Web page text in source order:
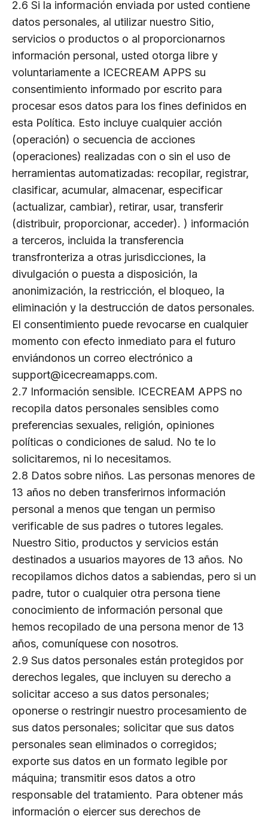
2.6 Si la información enviada por usted contiene
datos personales, al utilizar nuestro Sitio,
servicios o productos o al proporcionarnos
información personal, usted otorga libre y
voluntariamente a ICECREAM APPS su
consentimiento informado por escrito para
procesar esos datos para los fines definidos en
esta Política. Esto incluye cualquier acción
(operación) o secuencia de acciones
(operaciones) realizadas con o sin el uso de
herramientas automatizadas: recopilar, registrar,
clasificar, acumular, almacenar, especificar
(actualizar, cambiar), retirar, usar, transferir
(distribuir, proporcionar, acceder). ) información
a terceros, incluida la transferencia
transfronteriza a otras jurisdicciones, la
divulgación o puesta a disposición, la
anonimización, la restricción, el bloqueo, la
eliminación y la destrucción de datos personales.
El consentimiento puede revocarse en cualquier
momento con efecto inmediato para el futuro
enviándonos un correo electrónico a
support@icecreamapps.com.
2.7 Información sensible. ICECREAM APPS no
recopila datos personales sensibles como
preferencias sexuales, religión, opiniones
políticas o condiciones de salud. No te lo
solicitaremos, ni lo necesitamos.
2.8 Datos sobre niños. Las personas menores de
13 años no deben transferirnos información
personal a menos que tengan un permiso
verificable de sus padres o tutores legales.
Nuestro Sitio, productos y servicios están
destinados a usuarios mayores de 13 años. No
recopilamos dichos datos a sabiendas, pero si un
padre, tutor o cualquier otra persona tiene
conocimiento de información personal que
hemos recopilado de una persona menor de 13
años, comuníquese con nosotros.
2.9 Sus datos personales están protegidos por
derechos legales, que incluyen su derecho a
solicitar acceso a sus datos personales;
oponerse o restringir nuestro procesamiento de
sus datos personales; solicitar que sus datos
personales sean eliminados o corregidos;
exporte sus datos en un formato legible por
máquina; transmitir esos datos a otro
responsable del tratamiento. Para obtener más
información o ejercer sus derechos de